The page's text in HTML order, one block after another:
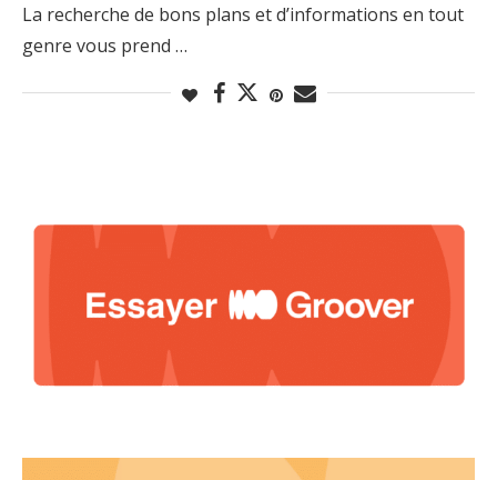
La recherche de bons plans et d’informations en tout
genre vous prend …